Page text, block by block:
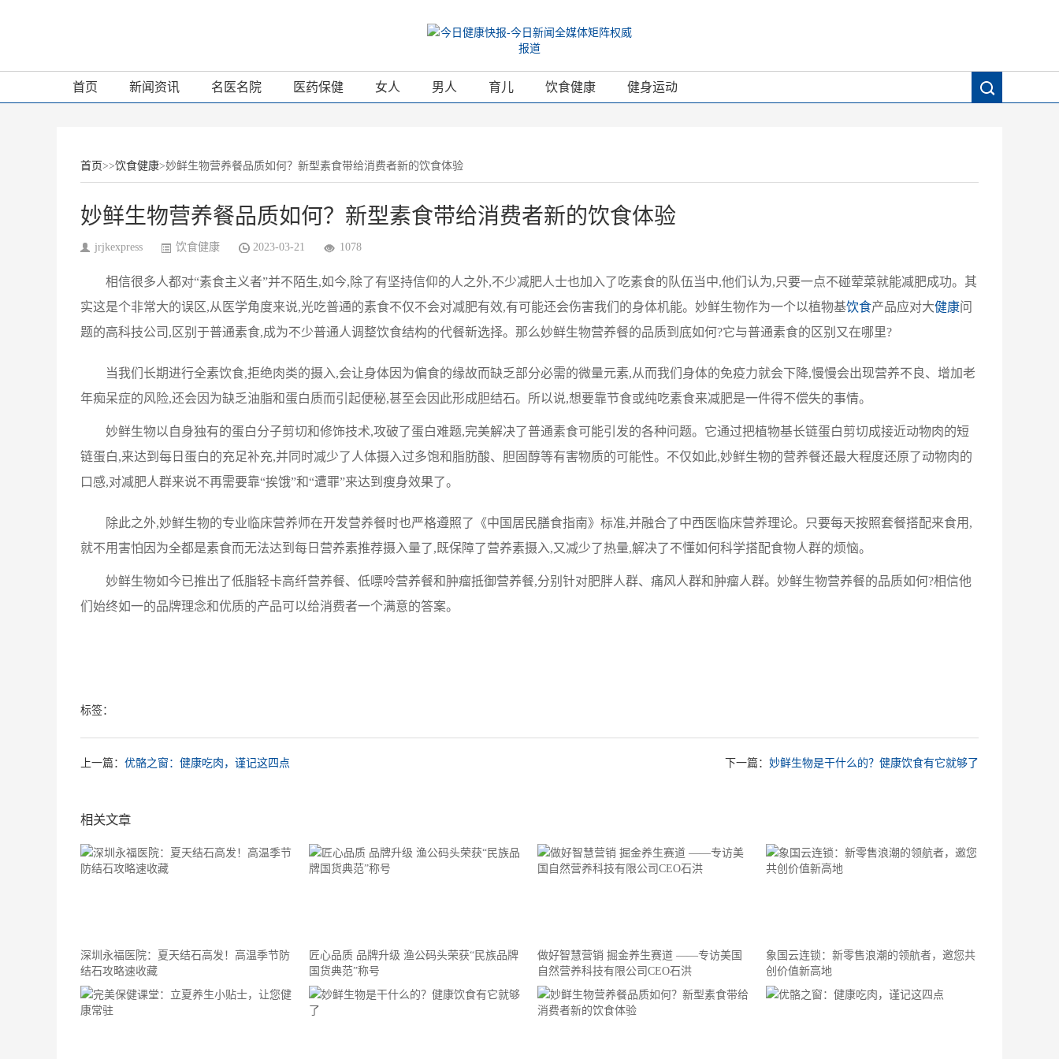
首页 新闻资讯 名医名院 医药保健 女人 男人 育儿 饮食健康 健身运动
首页>>饮食健康>妙鲜生物营养餐品质如何？新型素食带给消费者新的饮食体验
妙鲜生物营养餐品质如何？新型素食带给消费者新的饮食体验
jrjkexpress 饮食健康 2023-03-21 1078
相信很多人都对“素食主义者”并不陌生,如今,除了有坚持信仰的人之外,不少减肥人士也加入了吃素食的队伍当中,他们认为,只要一点不碰荤菜就能减肥成功。其
实这是个非常大的误区,从医学角度来说,光吃普通的素食不仅不会对减肥有效,有可能还会伤害我们的身体机能。妙鲜生物作为一个以植物基饮食产品应对大健康问
题的高科技公司,区别于普通素食,成为不少普通人调整饮食结构的代餐新选择。那么妙鲜生物营养餐的品质到底如何?它与普通素食的区别又在哪里?
当我们长期进行全素饮食,拒绝肉类的摄入,会让身体因为偏食的缘故而缺乏部分必需的微量元素,从而我们身体的免疫力就会下降,慢慢会出现营养不良、增加老
年痴呆症的风险,还会因为缺乏油脂和蛋白质而引起便秘,甚至会因此形成胆结石。所以说,想要靠节食或纯吃素食来减肥是一件得不偿失的事情。
妙鲜生物以自身独有的蛋白分子剪切和修饰技术,攻破了蛋白难题,完美解决了普通素食可能引发的各种问题。它通过把植物基长链蛋白剪切成接近动物肉的短
链蛋白,来达到每日蛋白的充足补充,并同时减少了人体摄入过多饱和脂肪酸、胆固醇等有害物质的可能性。不仅如此,妙鲜生物的营养餐还最大程度还原了动物肉的
口感,对减肥人群来说不再需要靠“挨饿”和“遭罪”来达到瘦身效果了。
除此之外,妙鲜生物的专业临床营养师在开发营养餐时也严格遵照了《中国居民膳食指南》标准,并融合了中西医临床营养理论。只要每天按照套餐搭配来食用,
就不用害怕因为全都是素食而无法达到每日营养素推荐摄入量了,既保障了营养素摄入,又减少了热量,解决了不懂如何科学搭配食物人群的烦恼。
妙鲜生物如今已推出了低脂轻卡高纤营养餐、低嘌呤营养餐和肿瘤抵御营养餐,分别针对肥胖人群、痛风人群和肿瘤人群。妙鲜生物营养餐的品质如何?相信他
们始终如一的品牌理念和优质的产品可以给消费者一个满意的答案。
标签：
上一篇： 优骼之窗：健康吃肉，谨记这四点 下一篇： 妙鲜生物是干什么的？健康饮食有它就够了
相关文章
深圳永福医院：夏天结石高发！高温季节防
结石攻略速收藏
匠心品质 品牌升级 渔公码头荣获“民族品牌
国货典范”称号
做好智慧营销 掘金养生赛道 ——专访美国
自然营养科技有限公司CEO石洪
象国云连锁：新零售浪潮的领航者，邀您共
创价值新高地